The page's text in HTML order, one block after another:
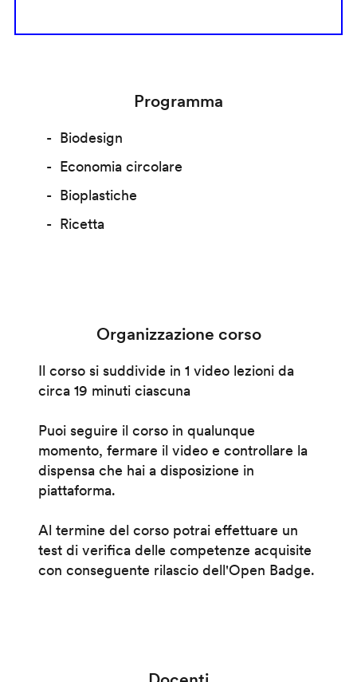
Programma
Biodesign
Economia circolare
Bioplastiche
Ricetta
Organizzazione corso
Il corso si suddivide in 1 video lezioni da
circa 19 minuti ciascuna
Puoi seguire il corso in qualunque
momento, fermare il video e controllare la
dispensa che hai a disposizione in
piattaforma.
Al termine del corso potrai effettuare un
test di verifica delle competenze acquisite
con conseguente rilascio dell'Open Badge.